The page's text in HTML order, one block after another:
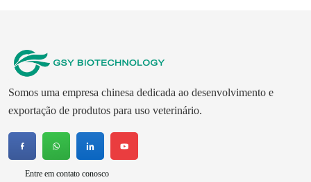
Somos uma empresa chinesa dedicada ao desenvolvimento e
exportação de produtos para uso veterinário.
Entre em contato conosco